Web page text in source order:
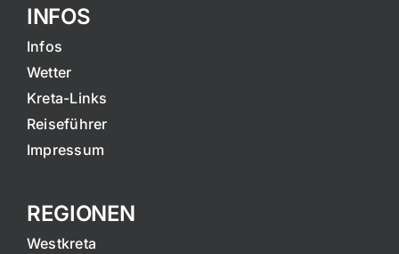
INFOS
Infos
Wetter
Kreta-Links
Reiseführer
Impressum
REGIONEN
Westkreta